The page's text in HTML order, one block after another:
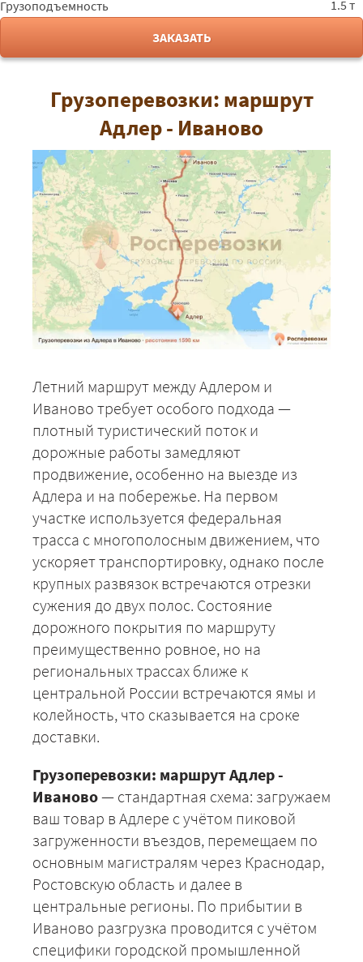
Грузоподъемность
1.5 т
ЗАКАЗАТЬ
Грузоперевозки: маршрут
Адлер - Иваново
Летний маршрут между Адлером и
Иваново требует особого подхода —
плотный туристический поток и
дорожные работы замедляют
продвижение, особенно на выезде из
Адлера и на побережье. На первом
участке используется федеральная
трасса с многополосным движением, что
ускоряет транспортировку, однако после
крупных развязок встречаются отрезки
сужения до двух полос. Состояние
дорожного покрытия по маршруту
преимущественно ровное, но на
региональных трассах ближе к
центральной России встречаются ямы и
колейность, что сказывается на сроке
доставки.
Грузоперевозки: маршрут Адлер -
Иваново— стандартная схема: загружаем
ваш товар в Адлере с учётом пиковой
загруженности въездов, перемещаем по
основным магистралям через Краснодар,
Ростовскую область и далее в
центральные регионы. По прибытии в
Иваново разгрузка проводится с учётом
специфики городской промышленной